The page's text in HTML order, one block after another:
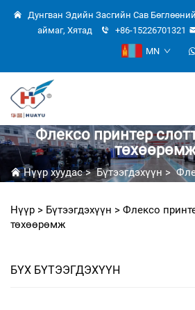
Дунгван Эдийн Засгийн Сав
аймаг, Хятад
+86-15226701321
MN
Флексо принтер
Нүүр хуудас>Бүтээгдэхүүн >
Нүүр > Бүтээгдэхүүн > Флексо
төхөөрөмж
БҮХ БҮТЭЭГДЭХҮҮН